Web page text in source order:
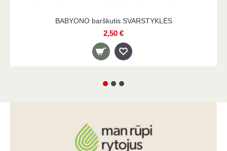
BABYONO barškutis SVARSTYKLĖS